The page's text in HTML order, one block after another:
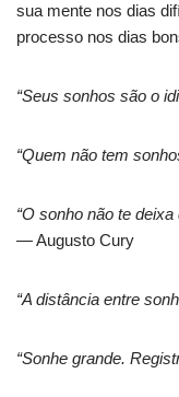
sua mente nos dias
processo nos dias
“Seus sonhos são o
“Quem não tem
“O sonho não te
— Augusto Cury
“A distância entre
“Sonhe grande.